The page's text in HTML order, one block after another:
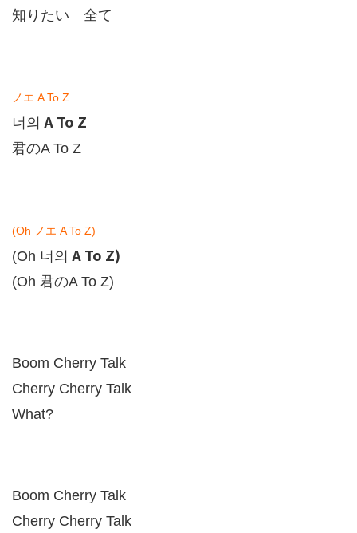
知りたい 全て
ノエ A To Z
너의 A To Z
君のA To Z
(Oh ノエ A To Z)
(Oh 너의 A To Z)
(Oh 君のA To Z)
Boom Cherry Talk
Cherry Cherry Talk
What?
Boom Cherry Talk
Cherry Cherry Talk